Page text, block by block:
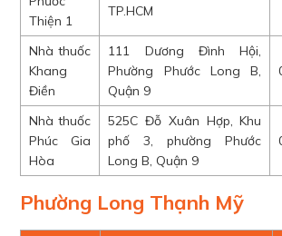
Thiện 1
TP.HCM
Nhà thuốc
Khang
Điền
111 Dương Đình Hội,
Phường Phước Long B,
Quận 9
Nhà thuốc
Phúc Gia
Hòa
525C Đỗ Xuân Hợp, Khu
phố 3, phường Phước
Long B, Quận 9
Phường Long Thạnh Mỹ